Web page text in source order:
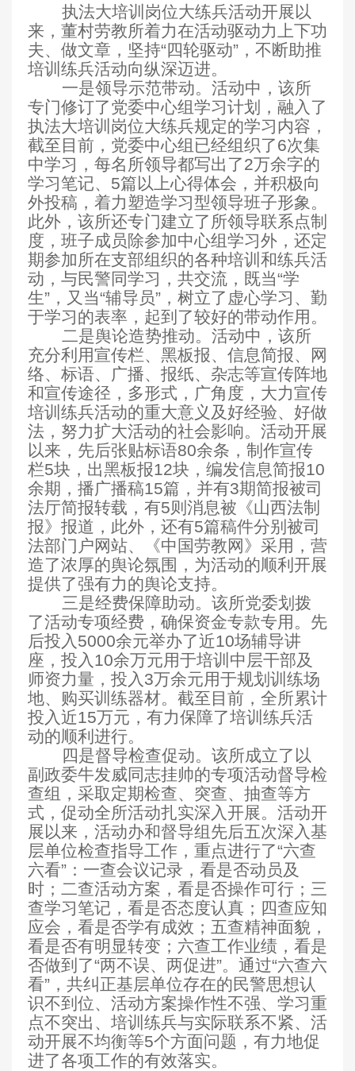
执法大培训岗位大练兵活动开展以
来，董村劳教所着力在活动驱动力上下功
夫、做文章，坚持“四轮驱动”，不断助推
培训练兵活动向纵深迈进。
一是领导示范带动。 活动中，该所
专门修订了党委中心组学习计划，融入了
执法大培训岗位大练兵规定的学习内容，
截至目前，党委中心组已经组织了6次集
中学习，每名所领导都写出了2万余字的
学习笔记、5篇以上心得体会，并积极向
外投稿，着力塑造学习型领导班子形象。
此外，该所还专门建立了所领导联系点制
度，班子成员除参加中心组学习外，还定
期参加所在支部组织的各种培训和练兵活
动，与民警同学习，共交流，既当“学
生”，又当“辅导员”，树立了虚心学习、勤
于学习的表率，起到了较好的带动作用。
二是舆论造势推动。 活动中，该所
充分利用宣传栏、黑板报、信息简报、网
络、标语、广播、报纸、杂志等宣传阵地
和宣传途径，多形式，广角度，大力宣传
培训练兵活动的重大意义及好经验、好做
法，努力扩大活动的社会影响。活动开展
以来，先后张贴标语80余条，制作宣传
栏5块，出黑板报12块，编发信息简报10
余期，播广播稿15篇，并有3期简报被司
法厅简报转载，有5则消息被《山西法制
报》报道，此外，还有5篇稿件分别被司
法部门户网站、《中国劳教网》采用，营
造了浓厚的舆论氛围，为活动的顺利开展
提供了强有力的舆论支持。
三是经费保障助动。 该所党委划拨
了活动专项经费，确保资金专款专用。先
后投入5000余元举办了近10场辅导讲
座，投入10余万元用于培训中层干部及
师资力量，投入3万余元用于规划训练场
地、购买训练器材。截至目前，全所累计
投入近15万元，有力保障了培训练兵活
动的顺利进行。
四是督导检查促动。 该所成立了以
副政委牛发威同志挂帅的专项活动督导检
查组，采取定期检查、突查、抽查等方
式，促动全所活动扎实深入开展。活动开
展以来，活动办和督导组先后五次深入基
层单位检查指导工作，重点进行了“六查
六看”：一查会议记录，看是否动员及
时；二查活动方案，看是否操作可行；三
查学习笔记，看是否态度认真；四查应知
应会，看是否学有成效；五查精神面貌，
看是否有明显转变；六查工作业绩，看是
否做到了“两不误、两促进”。通过“六查六
看”，共纠正基层单位存在的民警思想认
识不到位、活动方案操作性不强、学习重
点不突出、培训练兵与实际联系不紧、活
动开展不均衡等5个方面问题，有力地促
进了各项工作的有效落实。